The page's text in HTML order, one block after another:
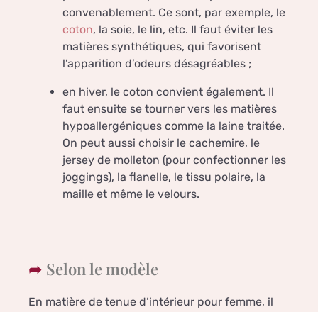
convenablement. Ce sont, par exemple, le
coton, la soie, le lin, etc. Il faut éviter les
matières synthétiques, qui favorisent
l’apparition d’odeurs désagréables ;
en hiver, le coton convient également. Il
faut ensuite se tourner vers les matières
hypoallergéniques comme la laine traitée.
On peut aussi choisir le cachemire, le
jersey de molleton (pour confectionner les
joggings), la flanelle, le tissu polaire, la
maille et même le velours.
Selon le modèle
En matière de tenue d’intérieur pour femme, il